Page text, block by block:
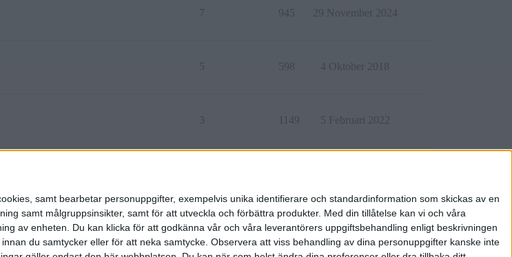
samt bearbetar personuppgifter, exempelvis unika identifierare och standardinformation som skickas av en
samt målgruppsinsikter, samt för att utveckla och förbättra produkter. Med din tillåtelse kan vi och våra
av enheten. Du kan klicka för att godkänna vår och våra leverantörers uppgiftsbehandling enligt beskrivningen
du samtycker eller för att neka samtycke. Observera att viss behandling av dina personuppgifter kanske inte
7 945 29 November 2024
5 598 4 Oktober 2018
3 1149 5 Februari 2022